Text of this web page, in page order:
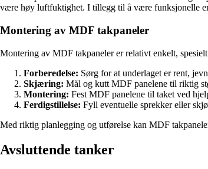
være høy luftfuktighet. I tillegg til å være funksjonelle
Montering av MDF takpaneler
Montering av MDF takpaneler er relativt enkelt,
Forberedelse: Sørg for at underlaget er rent,
Skjæring: Mål og kutt MDF panelene til riktig
Montering: Fest MDF panelene til taket ved
Ferdigstillelse: Fyll eventuelle sprekker eller
Med riktig planlegging og utførelse kan MDF
Avsluttende tanker